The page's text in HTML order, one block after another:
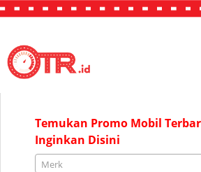
"JAKARTA"
Temukan Promo Mobil
Inginkan Disini
Merk